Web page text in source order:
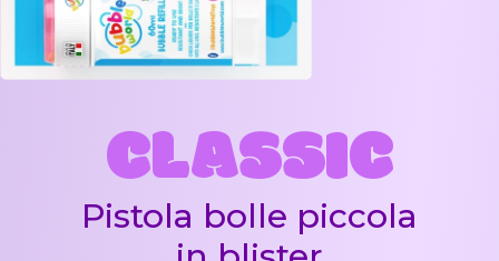
CLASSIC
Pistola bolle piccola